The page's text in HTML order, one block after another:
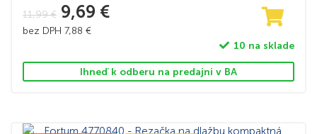
11,99€ 9,69 €
bez DPH 7,88 €
10 na sklade
Ihneď k odberu na predajni v BA